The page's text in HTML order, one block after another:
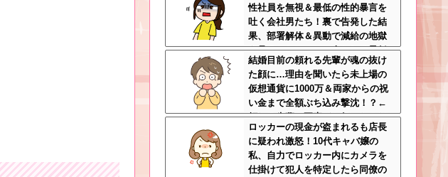
性社員を無視＆最低の性的暴言を
吐く会社男たち！裏で告発した結
果、部署解体＆異動で減給の地獄
を見ることにｗｗ←人として最低
限の倫理観すら欠如してる
結婚目前の頼れる先輩が魂の抜け
た顔に…理由を聞いたら未上場の
仮想通貨に1000万＆両家からの祝
い金まで全額ぶち込み撃沈！？←
頼れる先輩の要素どこ行ったんだ
よ
ロッカーの現金が盗まれるも店長
に疑われ激怒！10代キャバ嬢の
私、自力でロッカー内にカメラを
仕掛けて犯人を特定したら同僚の